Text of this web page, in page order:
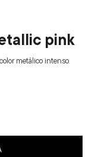
pink
metálico intenso.